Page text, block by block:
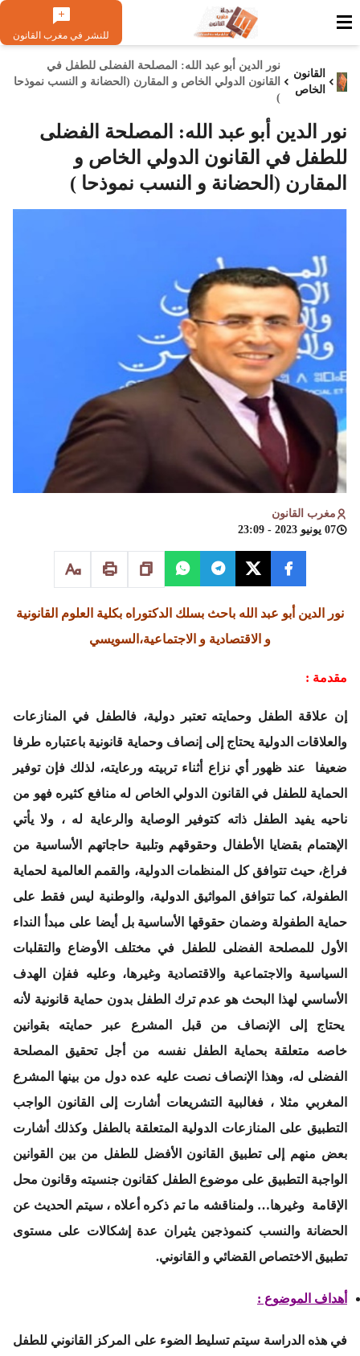
للنشر في مغرب القانون
القانون
الخاص
نور الدين أبو عبد الله: المصلحة الفضلى للطفل في
القانون الدولي الخاص و المقارن (الحضانة و النسب نموذحا
)
نور الدين أبو عبد الله: المصلحة الفضلى
للطفل في القانون الدولي الخاص و
المقارن (الحضانة و النسب نموذحا )
مغرب القانون
07 يونيو 2023 - 23:09
نور الدين أبو عبد الله باحث بسلك الدكتوراه بكلية العلوم القانونية
و الاقتصادية و الاجتماعية،السويسي
مقدمة :
إن علاقة الطفل وحمايته تعتبر دولية، فالطفل في المنازعات
والعلاقات الدولية يحتاج إلى إنصاف وحماية قانونية باعتباره طرفا
ضعيفا عند ظهور أي نزاع أثناء تربيته ورعايته، لذلك فإن توفير
الحماية للطفل في القانون الدولي الخاص له منافع كثيره فهو من
ناحيه يفيد الطفل ذاته كتوفير الوصاية والرعاية له ، ولا يأتي
الإهتمام بقضايا الأطفال وحقوقهم وتلبية حاجاتهم الأساسية من
فراغ، حيث تتوافق كل المنظمات الدولية، والقمم العالمية لحماية
الطفولة، كما تتوافق المواثيق الدولية، والوطنية ليس فقط على
حماية الطفولة وضمان حقوقها الأساسية بل أيضا على مبدأ النداء
الأول للمصلحة الفضلى للطفل في مختلف الأوضاع والتقلبات
السياسية والاجتماعية والاقتصادية وغيرها، وعليه ففإن الهدف
الأساسي لهذا البحث هو عدم ترك الطفل بدون حماية قانونية لأنه
يحتاج إلى الإنصاف من قبل المشرع عبر حمايته بقوانين
خاصه متعلقة بحماية الطفل نفسه من أجل تحقيق المصلحة
الفضلى له، وهذا الإنصاف نصت عليه عده دول من بينها المشرع
المغربي مثلا ، فغالبية التشريعات أشارت إلى القانون الواجب
التطبيق على المنازعات الدولية المتعلقة بالطفل وكذلك أشارت
بعض منهم إلى تطبيق القانون الأفضل للطفل من بين القوانين
الواجبة التطبيق على موضوع الطفل كقانون جنسيته وقانون محل
الإقامة وغيرها… ولمناقشه ما تم ذكره أعلاه ، سيتم الحديث عن
الحضانة والنسب كنموذجين يثيران عدة إشكالات على مستوى
تطبيق الاختصاص القضائي و القانوني.
أهداف الموضوع :
في هذه الدراسة سيتم تسليط الضوء على المركز القانوني للطفل